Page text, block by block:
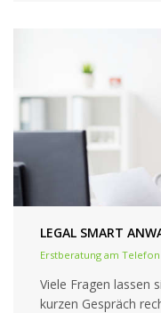
LEGAL SMART
Erstberatung am Telefon
Viele Fragen lassen
kurzen Gespräch